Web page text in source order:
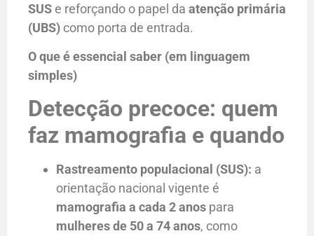
SUS e reforçando o papel da atenção primária
(UBS) como porta de entrada.
O que é essencial saber (em linguagem
simples)
Detecção precoce: quem
faz mamografia e quando
Rastreamento populacional (SUS): a
orientação nacional vigente é
mamografia a cada 2 anos para
mulheres de 50 a 74 anos, como